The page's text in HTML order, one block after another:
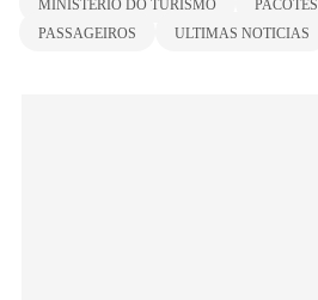
MINISTERIO DO TURISMO
PACOTES
PASSAGEIROS
ULTIMAS NOTICIAS